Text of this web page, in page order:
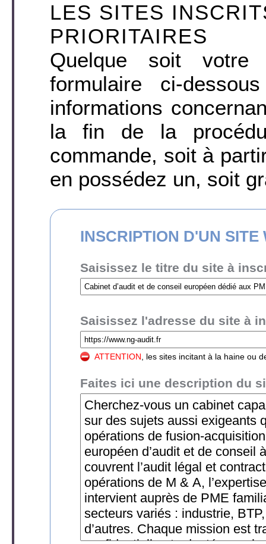
LES SITES
PRIORITAIRES
Quelque soit votre
formulaire ci-
informations
la fin de la
commande, soit à
en possédez un, soit
INSCRIPTION D'UN SITE
Saisissez le titre du site à
Saisissez l'adresse du site à
ATTENTION , les sites incitant à la haine ou
Faites ici une description du